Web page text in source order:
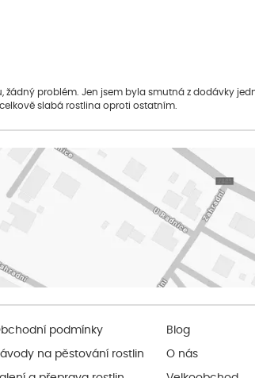
žádný problém. Jen jsem byla smutná z dodávky
slabá rostlina oproti ostatním.
podmínky
na pěstování rostlin
Blog
O nás